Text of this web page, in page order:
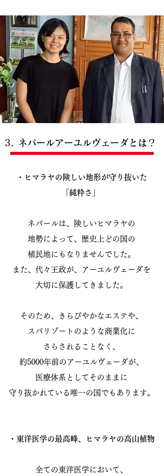
3. ネパールアーユルヴェーダとは？
・ヒマラヤの険しい地形が守り抜いた
「純粋さ」
ネパールは、険しいヒマラヤの
地勢によって、歴史上どの国の
植民地にもなりませんでした。
また、代々王政が、アーユルヴェーダを
大切に保護してきました。
そのため、きらびやかなエステや、
スパリゾートのような商業化に
さらされることなく、
約5000年前のアーユルヴェーダが、
医療体系としてそのままに
守り抜かれている唯一の国でもあります。
・東洋医学の最高峰、ヒマラヤの高山植物
全ての東洋医学において、